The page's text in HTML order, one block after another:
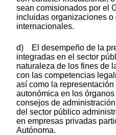
sean comisionados por el
incluidas organizaciones
internacionales.
d) El desempeño de la
integradas en el sector
naturaleza de los fines de
con las competencias
así como la
autonómica en los
consejos de
del sector público
en empresas privadas
Autónoma.